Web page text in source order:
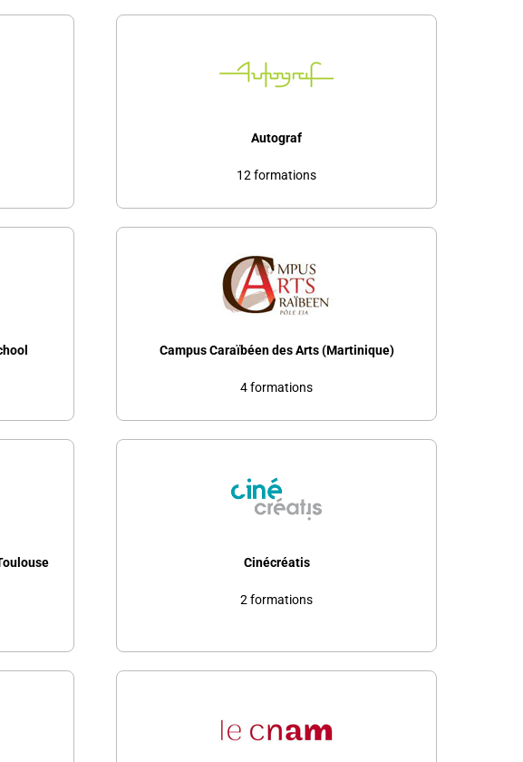
Autograf
12 formations
Campus Caraïbéen des Arts (Martinique)
4 formations
Cinécréatis
2 formations